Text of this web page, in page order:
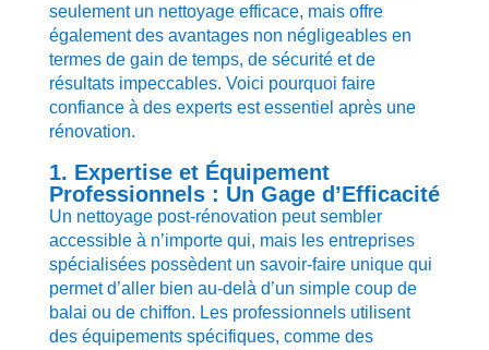
seulement un nettoyage efficace, mais offre
également des avantages non négligeables en
termes de gain de temps, de sécurité et de
résultats impeccables. Voici pourquoi faire
confiance à des experts est essentiel après une
rénovation.
1. Expertise et Équipement
Professionnels : Un Gage d’Efficacité
Un nettoyage post-rénovation peut sembler
accessible à n’importe qui, mais les entreprises
spécialisées possèdent un savoir-faire unique qui
permet d’aller bien au-delà d’un simple coup de
balai ou de chiffon. Les professionnels utilisent
des équipements spécifiques, comme des